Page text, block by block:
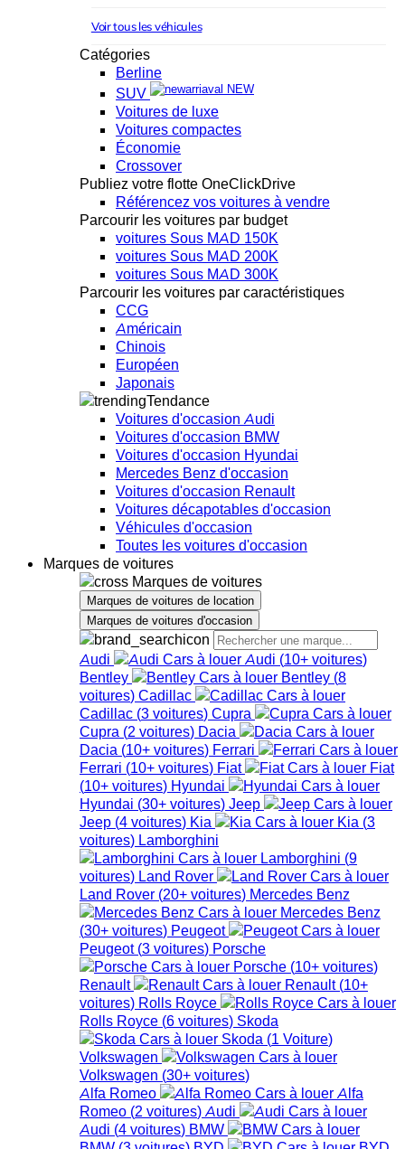
Voir tous les véhicules
Catégories
Berline
SUV
NEW
Voitures de luxe
Voitures compactes
Économie
Crossover
Publiez votre flotte OneClickDrive
Référencez vos voitures à vendre
Parcourir les voitures par budget
voitures Sous MAD 150K
voitures Sous MAD 200K
voitures Sous MAD 300K
Parcourir les voitures par caractéristiques
CCG
Américain
Chinois
Européen
Japonais
Tendance
Voitures d'occasion Audi
Voitures d'occasion BMW
Voitures d'occasion Hyundai
Mercedes Benz d'occasion
Voitures d'occasion Renault
Voitures décapotables d'occasion
Véhicules d'occasion
Toutes les voitures d'occasion
Marques de voitures
Marques de voitures
Marques de voitures de location
Marques de voitures d'occasion
Audi Audi (10+ voitures)
Bentley
Bentley (8
voitures) Cadillac
Cadillac (3 voitures) Cupra
Cupra (2 voitures) Dacia
Dacia (10+ voitures) Ferrari
Ferrari (10+ voitures) Fiat
Fiat
(10+ voitures) Hyundai
Hyundai (30+ voitures) Jeep
Jeep (4 voitures) Kia Kia (3
voitures) Lamborghini
Lamborghini (9
voitures) Land Rover
Land Rover (20+ voitures) Mercedes Benz
Mercedes Benz
(30+ voitures) Peugeot
Peugeot (3 voitures) Porsche
Porsche (10+ voitures)
Renault
Renault (10+
voitures) Rolls Royce
Rolls Royce (6 voitures) Skoda
Skoda (1 Voiture)
Volkswagen
Volkswagen (30+ voitures)
Alfa Romeo
Alfa
Romeo (2 voitures) Audi
Audi (4 voitures) BMW